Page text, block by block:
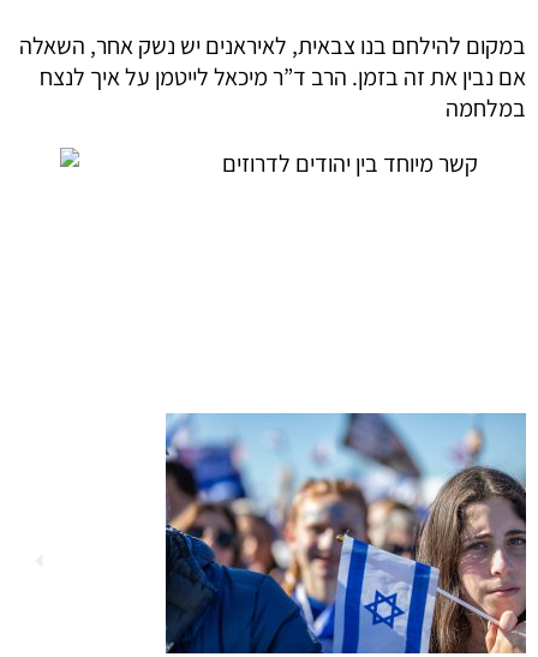
במקום להילחם בנו צבאית, לאיראנים יש נשק אחר, השאלה
אם נבין את זה בזמן. הרב ד”ר מיכאל לייטמן על איך לנצח
במלחמה